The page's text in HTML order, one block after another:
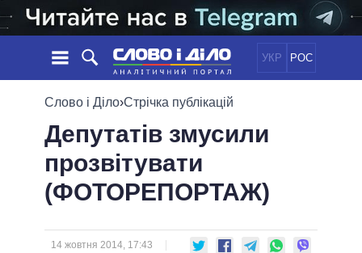
УКР РОС
НОВИНИ
СТРІЧКА
ПОДІЇ
СТАТТІ
ОГЛЯДИ
ПОЛІТИКА
ЕКОНОМІКА
СУСПІЛЬСТВО
ОБIЦЯНКИ
ПОЛIТИКИ
ПРЕЗИДЕНТ І ОФІС
ВІДЕО
Слово і Діло›Стрічка публікацій
Депутатів змусили
прозвітувати
(ФОТОРЕПОРТАЖ)
14 жовтня 2014, 17:43